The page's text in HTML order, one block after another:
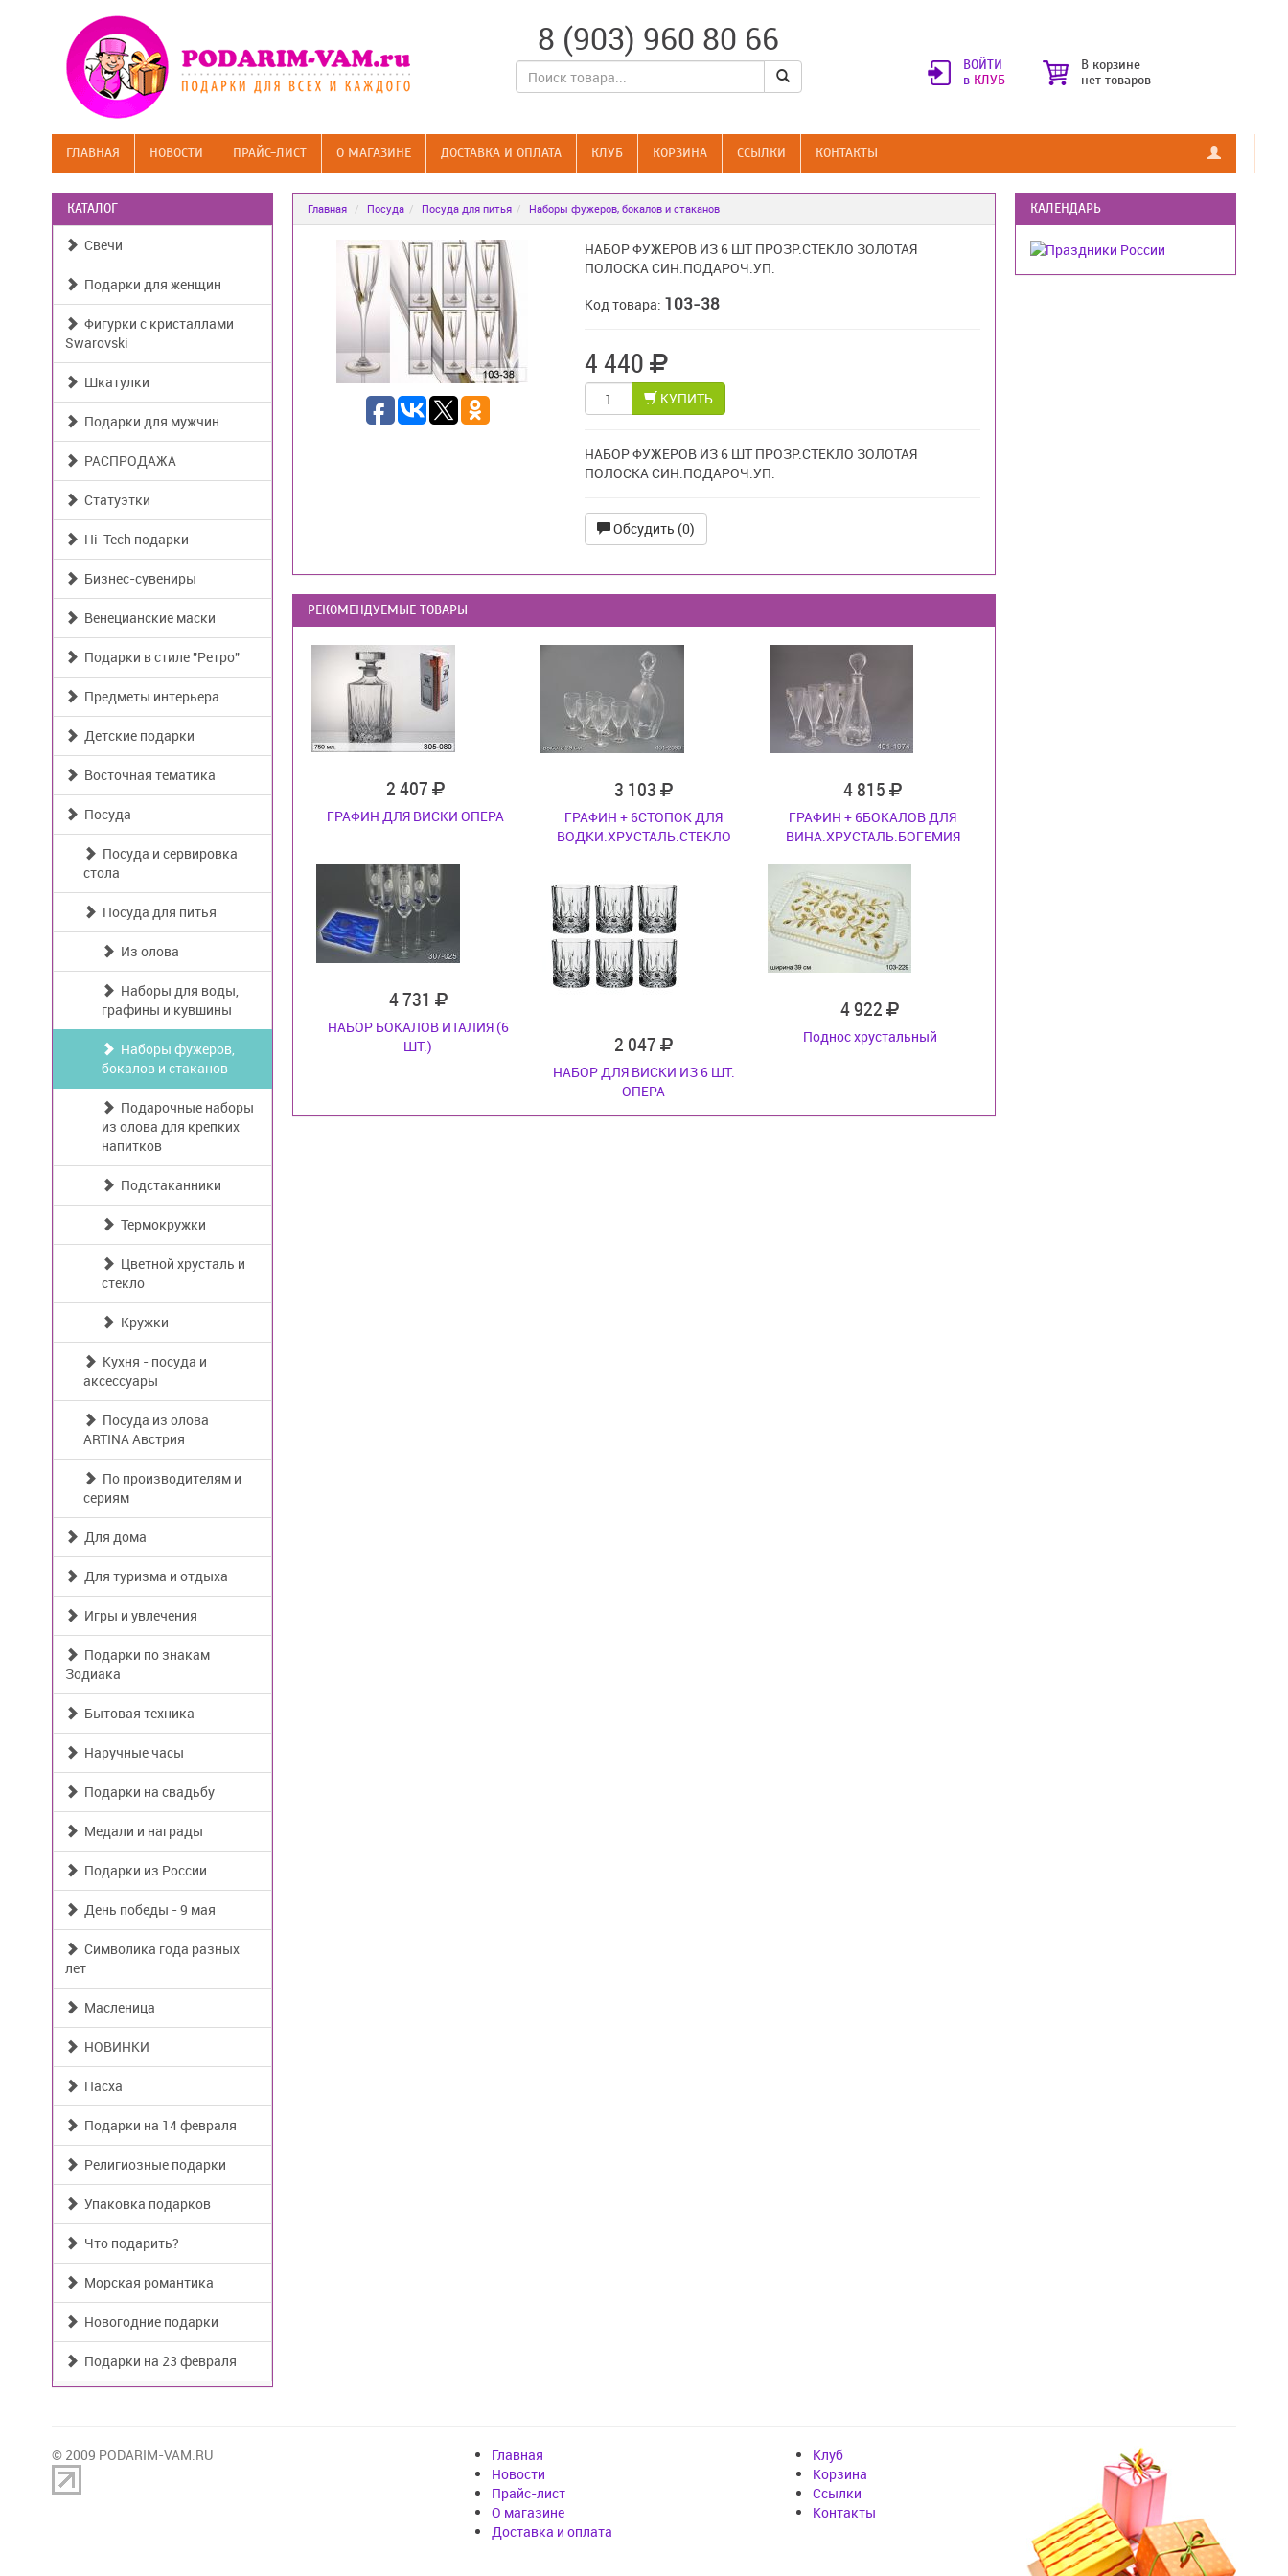
8 (903) 960 80 66
ВОЙТИ
в КЛУБ
В корзине
нет товаров
ГЛАВНАЯ НОВОСТИ ПРАЙС-ЛИСТ О МАГАЗИНЕ ДОСТАВКА И ОПЛАТА КЛУБ КОРЗИНА CСЫЛКИ КОНТАКТЫ
КАТАЛОГ
Свечи
Подарки для женщин
Фигурки с кристаллами
Swarovski
Шкатулки
Подарки для мужчин
РАСПРОДАЖА
Статуэтки
Hi-Tech подарки
Бизнес-сувениры
Венецианские маски
Подарки в стиле "Ретро"
Предметы интерьера
Детские подарки
Восточная тематика
Посуда
Посуда и сервировка
стола
Посуда для питья
Из олова
Наборы для воды,
графины и кувшины
Наборы фужеров,
бокалов и стаканов
Подарочные наборы
из олова для крепких
напитков
Подстаканники
Термокружки
Цветной хрусталь и
стекло
Кружки
Кухня - посуда и
аксессуары
Посуда из олова
ARTINA Австрия
По производителям и
сериям
Для дома
Для туризма и отдыха
Игры и увлечения
Подарки по знакам
Зодиака
Бытовая техника
Наручные часы
Подарки на свадьбу
Медали и награды
Подарки из России
День победы - 9 мая
Символика года разных
лет
Масленица
НОВИНКИ
Пасха
Подарки на 14 февраля
Религиозные подарки
Упаковка подарков
Что подарить?
Морская романтика
Новогодние подарки
Подарки на 23 февраля
Главная Посуда Посуда для питья Наборы фужеров, бокалов и стаканов
НАБОР ФУЖЕРОВ ИЗ 6 ШТ ПРОЗР.СТЕКЛО ЗОЛОТАЯ
ПОЛОСКА СИН.ПОДАРОЧ.УП.
Код товара: 103-38
4 440
КУПИТЬ
НАБОР ФУЖЕРОВ ИЗ 6 ШТ ПРОЗР.СТЕКЛО ЗОЛОТАЯ
ПОЛОСКА СИН.ПОДАРОЧ.УП.
Обсудить (0)
РЕКОМЕНДУЕМЫЕ ТОВАРЫ
2 407
ГРАФИН ДЛЯ ВИСКИ ОПЕРА
3 103
ГРАФИН + 6СТОПОК ДЛЯ
ВОДКИ.ХРУСТАЛЬ.СТЕКЛО
4 815
ГРАФИН + 6БОКАЛОВ ДЛЯ
ВИНА.ХРУСТАЛЬ.БОГЕМИЯ
4 731
НАБОР БОКАЛОВ ИТАЛИЯ (6
ШТ.)
2 047
НАБОР ДЛЯ ВИСКИ ИЗ 6 ШТ.
ОПЕРА
4 922
Поднос хрустальный
КАЛЕНДАРЬ
© 2009 PODARIM-VAM.RU
Главная
Новости
Прайс-лист
О магазине
Доставка и оплата
Клуб
Корзина
Cсылки
Контакты